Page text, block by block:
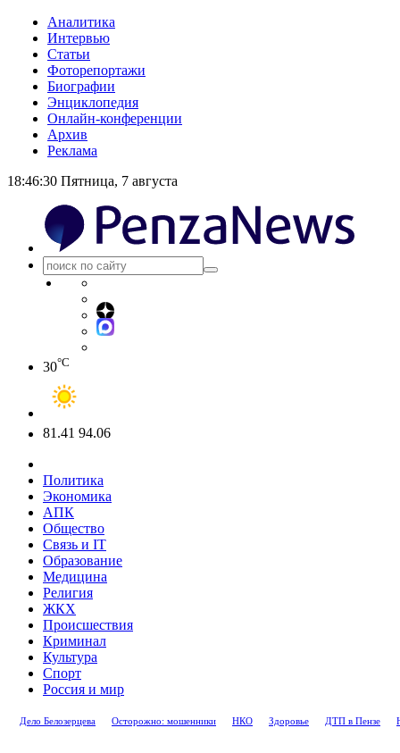
Аналитика
Интервью
Статьи
Фоторепортажи
Биографии
Энциклопедия
Онлайн-конференции
Архив
Реклама
18:46:31 Пятница, 7 августа
30°C
81.41 94.06
Политика
Экономика
АПК
Общество
Связь и IT
Образование
Медицина
Религия
ЖКХ
Происшествия
Криминал
Культура
Спорт
Россия и мир
Дело Белозерцева Осторожно: мошенники НКО Здоровье ДТП в Пензе